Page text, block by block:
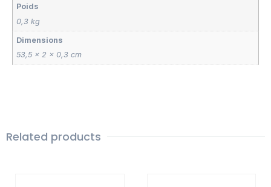
Poids
0,3 kg
Dimensions
53,5 × 2 × 0,3 cm
Related products